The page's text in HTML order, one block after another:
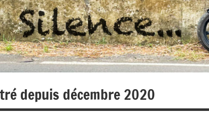
depuis décembre 2020